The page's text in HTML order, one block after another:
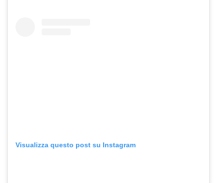
Visualizza questo post su Instagram